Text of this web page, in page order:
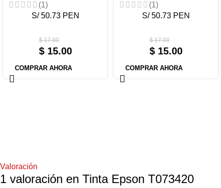
(1)
$17.00
$15.00
S/ 50.73 PEN
COMPRAR AHORA
(1)
$17.00
$15.00
S/ 50.73 PEN
COMPRAR AHORA
Valoración
1 valoración en Tinta Epson T073420